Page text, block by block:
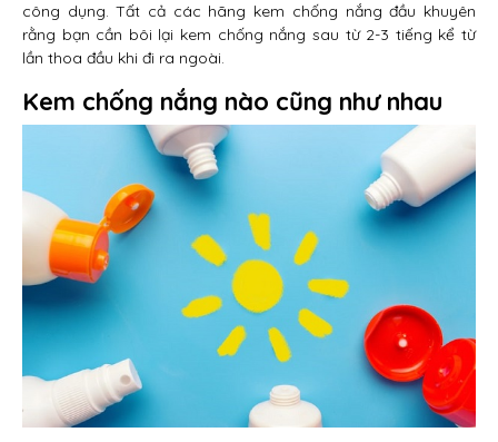
công dụng. Tất cả các hãng kem chống nắng đầu khuyên
rằng bạn cần bôi lại kem chống nắng sau từ 2-3 tiếng kể từ
lần thoa đầu khi đi ra ngoài.
Kem chống nắng nào cũng như nhau